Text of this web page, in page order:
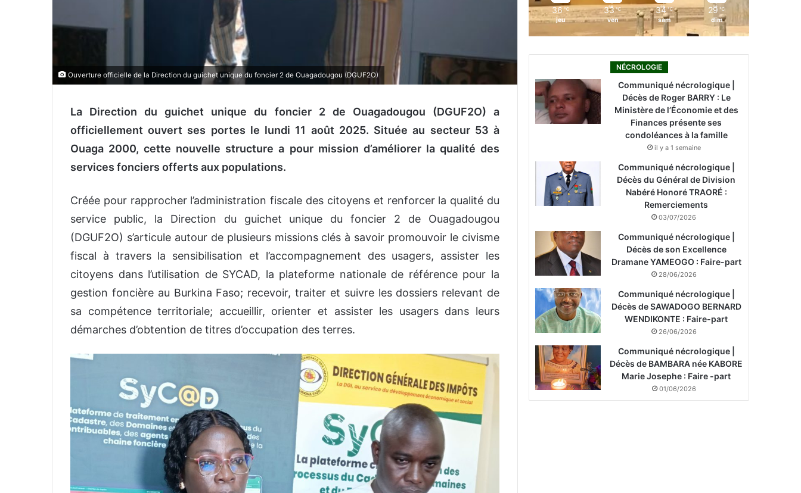
Ouverture officielle de la Direction du guichet unique du foncier 2 de Ouagadougou (DGUF2O)
La Direction du guichet unique du foncier 2 de Ouagadougou (DGUF2O) a
officiellement ouvert ses portes le lundi 11 août 2025. Située au secteur 53 à
Ouaga 2000, cette nouvelle structure a pour mission d’améliorer la qualité des
services fonciers offerts aux populations.
Créée pour rapprocher l’administration fiscale des citoyens et renforcer la qualité du
service public, la Direction du guichet unique du foncier 2 de Ouagadougou
(DGUF2O) s’articule autour de plusieurs missions clés à savoir promouvoir le civisme
fiscal à travers la sensibilisation et l’accompagnement des usagers, assister les
citoyens dans l’utilisation de SYCAD, la plateforme nationale de référence pour la
gestion foncière au Burkina Faso; recevoir, traiter et suivre les dossiers relevant de
sa compétence territoriale; accueillir, orienter et assister les usagers dans leurs
démarches d’obtention de titres d’occupation des terres.
36 ℃
jeu
33 ℃
ven
34 ℃
sam
29 ℃
dim
NÉCROLOGIE
Communiqué nécrologique |
Décès de Roger BARRY : Le
Ministère de l’Économie et des
Finances présente ses
condoléances à la famille
il y a 1 semaine
Communiqué nécrologique |
Décès du Général de Division
Nabéré Honoré TRAORÉ :
Remerciements
03/07/2026
Communiqué nécrologique |
Décès de son Excellence
Dramane YAMEOGO : Faire-part
28/06/2026
Communiqué nécrologique |
Décès de SAWADOGO BERNARD
WENDIKONTE : Faire-part
26/06/2026
Communiqué nécrologique |
Décès de BAMBARA née KABORE
Marie Josephe : Faire -part
01/06/2026